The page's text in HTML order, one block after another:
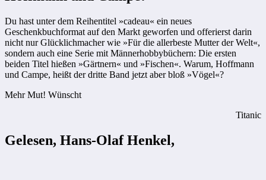
Du hast unter dem Reihentitel »cadeau« ein neues
Geschenkbuchformat auf den Markt geworfen und offerierst darin
nicht nur Glücklichmacher wie »Für die allerbeste Mutter der Welt«,
sondern auch eine Serie mit Männerhobbybüchern: Die ersten
beiden Titel hießen »Gärtnern« und »Fischen«. Warum, Hoffmann
und Campe, heißt der dritte Band jetzt aber bloß »Vögel«?
Mehr Mut! Wünscht
Titanic
Gelesen, Hans-Olaf Henkel,